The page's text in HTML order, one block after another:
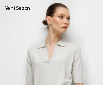
Yeni Sezon